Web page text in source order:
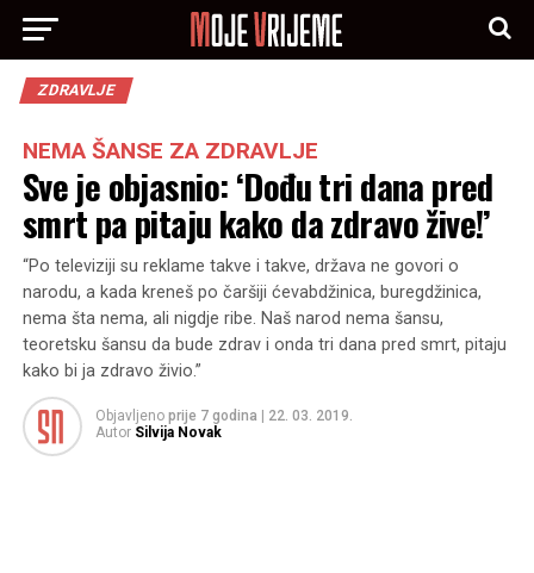
ZDRAVLJE
NEMA ŠANSE ZA ZDRAVLJE
Sve je objasnio: ‘Dođu tri dana pred
smrt pa pitaju kako da zdravo žive!’
“Po televiziji su reklame takve i takve, država ne govori o
narodu, a kada kreneš po čaršiji ćevabdžinica, buregdžinica,
nema šta nema, ali nigdje ribe. Naš narod nema šansu,
teoretsku šansu da bude zdrav i onda tri dana pred smrt, pitaju
kako bi ja zdravo živio.”
Objavljeno prije 7 godina
22. 03. 2019.
Autor Silvija Novak